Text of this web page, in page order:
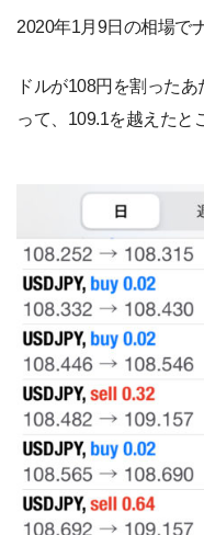
2020年1月9日の相場で
ドルが108円を割った
って、109.1を越えたと